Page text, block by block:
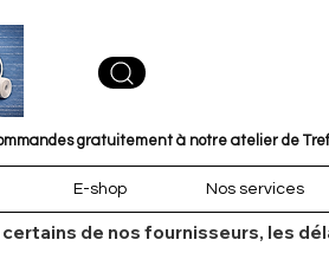
gratuitement à notre atelier de
E-shop Nos services
de nos fournisseurs, les